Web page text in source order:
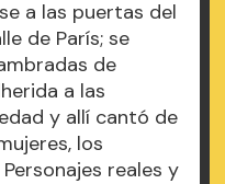
a las puertas del
de París; se
de
a las
y allí cantó de
los
reales y